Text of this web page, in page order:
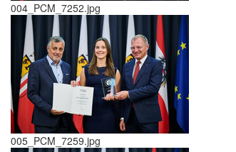
004_PCM_7252.jpg
005_PCM_7259.jpg